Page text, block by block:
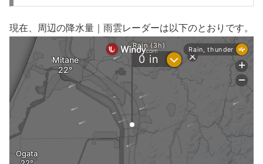
現在、周辺の降水量｜雨雲レーダーは以下のとおりです。